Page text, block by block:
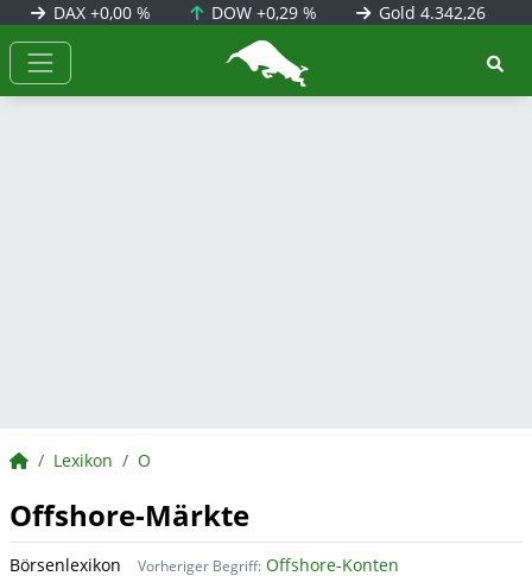
DAX +0,00 % DOW+0,29 % Gold 4.342,26
BörsenNEWS.de
BörsenNEWS.de
Lexikon O
Offshore-Märkte
Börsenlexikon Vorheriger Begriff: Offshore-Konten